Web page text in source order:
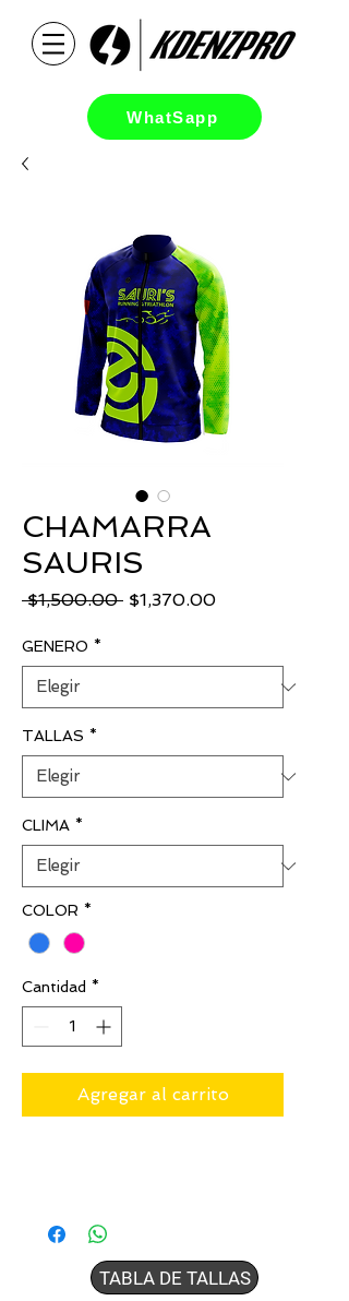
WhatSapp
CHAMARRA
SAURIS
$1,500.00 Precio
$1,370.00Precio
GENERO *
TALLAS *
CLIMA *
COLOR *
Cantidad *
Agregar al carrito
TABLA DE TALLAS